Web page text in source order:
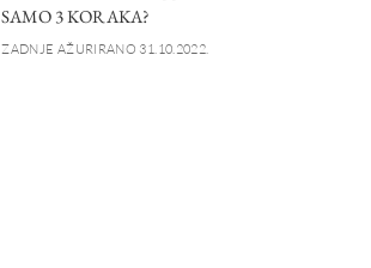
SAMO 3 KORAKA?
ZADNJE AŽURIRANO 31.10.2022.